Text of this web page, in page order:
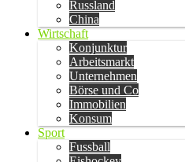
Russland
China
Wirtschaft
Konjunktur
Arbeitsmarkt
Unternehmen
Börse und Co
Immobilien
Konsum
Sport
Fussball